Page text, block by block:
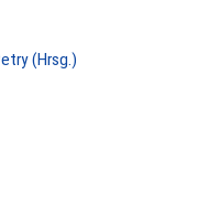
(Hrsg.)